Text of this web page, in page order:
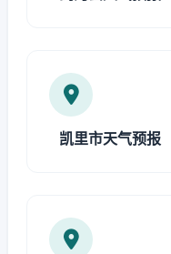
凯里市天气预报